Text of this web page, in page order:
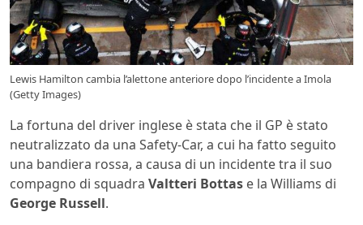
Lewis Hamilton cambia l’alettone anteriore dopo l’incidente a Imola
(Getty Images)
La fortuna del driver inglese è stata che il GP è stato
neutralizzato da una Safety-Car, a cui ha fatto seguito
una bandiera rossa, a causa di un incidente tra il suo
compagno di squadra Valtteri Bottas e la Williams di
George Russell.